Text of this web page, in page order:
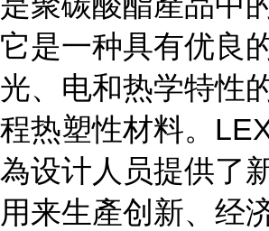
它是一种具有优良
光、电和热学特性
程热塑性材料。
為设计人员提供了
用来生產创新、经